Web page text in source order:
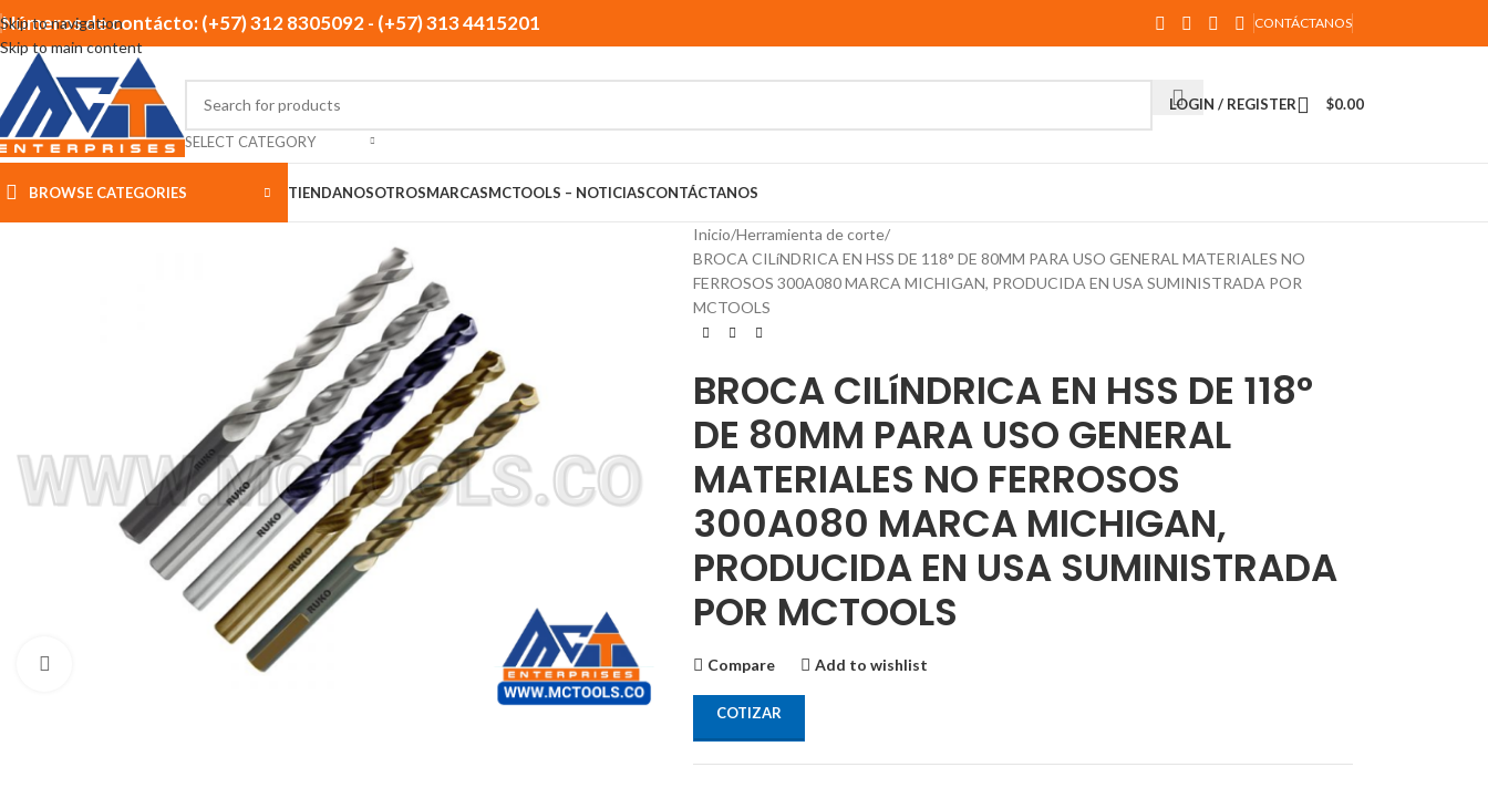
Skip to navigation
Skip to main content
Números de contácto: (+57) 312 8305092 - (+57) 313 4415201 CONTÁCTANOS
SELECT CATEGORY
LOGIN / REGISTER $0.00
BROWSE CATEGORIES TIENDANOSOTROSMARCASMCTOOLS – NOTICIASCONTÁCTANOS
Inicio Herramienta de corte
BROCA CILíNDRICA EN HSS DE 118° DE 80MM PARA USO GENERAL MATERIALES NO
FERROSOS 300A080 MARCA MICHIGAN, PRODUCIDA EN USA SUMINISTRADA POR
MCTOOLS
BROCA CILíNDRICA EN HSS DE 118°
DE 80MM PARA USO GENERAL
MATERIALES NO FERROSOS
300A080 MARCA MICHIGAN,
PRODUCIDA EN USA SUMINISTRADA
POR MCTOOLS
Compare Add to wishlist
COTIZAR